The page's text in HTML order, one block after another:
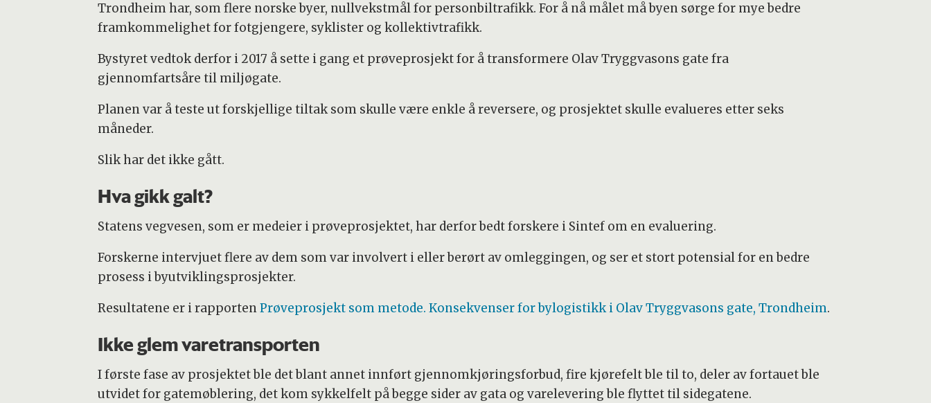
Trondheim har, som flere norske byer, nullvekstmål for personbiltrafikk. For å nå målet må byen sørge for mye bedre
framkommelighet for fotgjengere, syklister og kollektivtrafikk.
Bystyret vedtok derfor i 2017 å sette i gang et prøveprosjekt for å transformere Olav Tryggvasons gate fra
gjennomfartsåre til miljøgate.
Planen var å teste ut forskjellige tiltak som skulle være enkle å reversere, og prosjektet skulle evalueres etter seks
måneder.
Slik har det ikke gått.
Hva gikk galt?
Statens vegvesen, som er medeier i prøveprosjektet, har derfor bedt forskere i Sintef om en evaluering.
Forskerne intervjuet flere av dem som var involvert i eller berørt av omleggingen, og ser et stort potensial for en bedre
prosess i byutviklingsprosjekter.
Resultatene er i rapportenPrøveprosjekt som metode. Konsekvenser for bylogistikk i Olav Tryggvasons gate, Trondheim.
Ikke glem varetransporten
I første fase av prosjektet ble det blant annet innført gjennomkjøringsforbud, fire kjørefelt ble til to, deler av fortauet ble
utvidet for gatemøblering, det kom sykkelfelt på begge sider av gata og varelevering ble flyttet til sidegatene.